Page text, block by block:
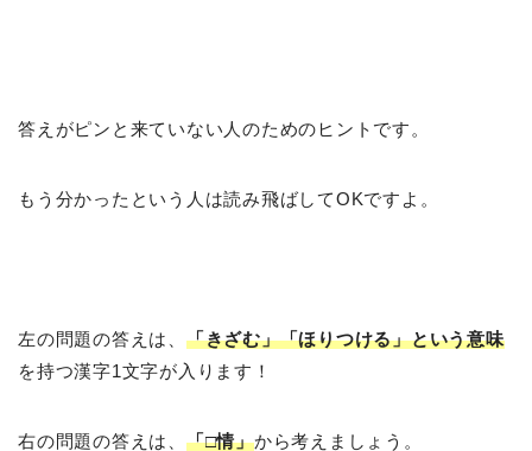
答えがピンと来ていない人のためのヒントです。
もう分かったという人は読み飛ばしてOKですよ。
左の問題の答えは、 「きざむ」「ほりつける」という意味
を持つ漢字1文字が入ります！
右の問題の答えは、 「□情」から考えましょう。